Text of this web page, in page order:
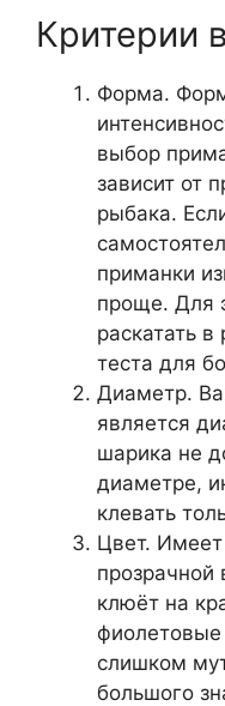
Критерии
Форма.
выбор
зависит от
рыбака.
приманки
проще. Для
раскатать
теста для
Диаметр.
является
шарика не
диаметре,
клевать
Цвет. Имеет
прозрачной
клюёт на
слишком
большого